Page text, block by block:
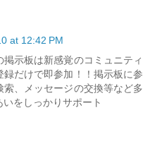
at 12:42 PM
示板は新感覚のコミュニティ
だけで即参加！！掲示板に参
、メッセージの交換等など多
をしっかりサポート